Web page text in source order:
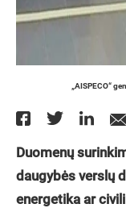
„AISPECO“
Duomenų
daugybės verslų
energetika ar